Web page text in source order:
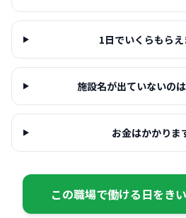
1日でいくらもらえ
施設名が出ていないの
お金はかかりま
この職場で働ける日をき